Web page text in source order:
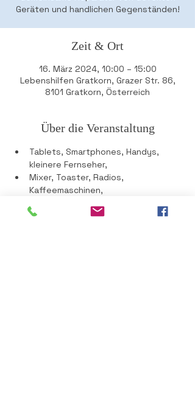
Geräten und handlichen Gegenständen!
Zeit & Ort
16. März 2024, 10:00 – 15:00
Lebenshilfen Gratkorn, Grazer Str. 86,
8101 Gratkorn, Österreich
Über die Veranstaltung
Tablets, Smartphones, Handys,
kleinere Fernseher,
Mixer, Toaster, Radios,
Kaffeemaschinen,
Bringe nur Geräte,